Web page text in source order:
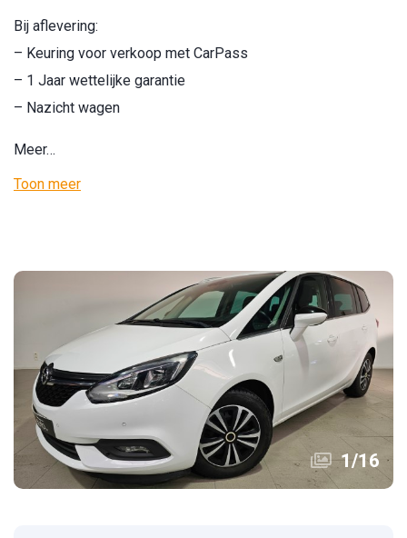
Bij aflevering:
– Keuring voor verkoop met CarPass
– 1 Jaar wettelijke garantie
– Nazicht wagen
Meer…
Toon meer
1/16